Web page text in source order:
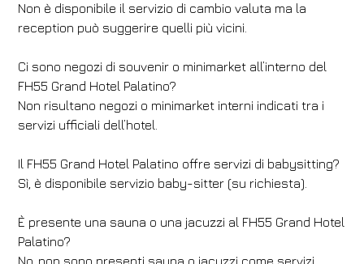
Non è disponibile il servizio di cambio valuta ma la
reception può suggerire quelli più vicini.
Ci sono negozi di souvenir o minimarket all’interno del
FH55 Grand Hotel Palatino?
Non risultano negozi o minimarket interni indicati tra i
servizi ufficiali dell’hotel.
Il FH55 Grand Hotel Palatino offre servizi di babysitting?
Sì, è disponibile servizio baby-sitter (su richiesta).
È presente una sauna o una jacuzzi al FH55 Grand Hotel
Palatino?
No, non sono presenti sauna o jacuzzi come servizi